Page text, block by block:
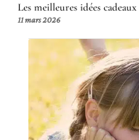
Les meilleures idées
11 mars 2026